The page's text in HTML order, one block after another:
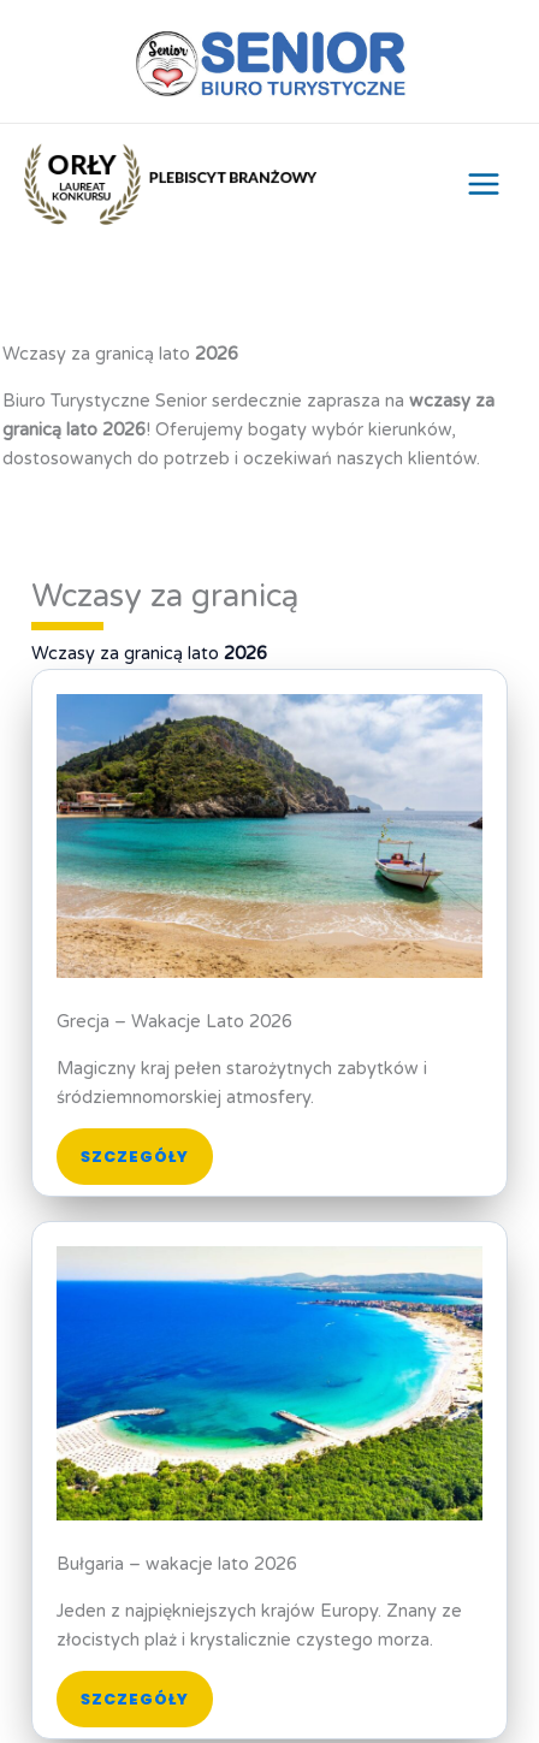
Wczasy za granicą lato2026
Biuro Turystyczne Senior serdecznie zaprasza nawczasy za
granicą lato 2026! Oferujemy bogaty wybór kierunków,
dostosowanych do potrzeb i oczekiwań naszych klientów.
Wczasy za granicą
Wczasy za granicą lato2026
Grecja – Wakacje Lato 2026
Magiczny kraj pełen starożytnych zabytków i
śródziemnomorskiej atmosfery.
SZCZEGÓŁY
Bułgaria – wakacje lato 2026
Jeden z najpiękniejszych krajów Europy. Znany ze
złocistych plaż i krystalicznie czystego morza.
SZCZEGÓŁY